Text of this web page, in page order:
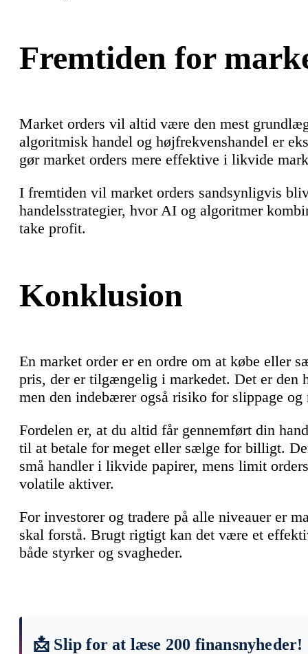
Fremtiden for
Market orders vil altid være den mest
algoritmisk handel og højfrekvenshandel er
gør market orders mere effektive i likvide
I fremtiden vil market orders sandsynligvis
handelsstrategier, hvor AI og algoritmer
take profit.
Konklusion
En market order er en ordre om at købe eller
pris, der er tilgængelig i markedet. Det er den
men den indebærer også risiko for slippage
Fordelen er, at du altid får gennemført din
til at betale for meget eller sælge for billigt.
små handler i likvide papirer, mens limit
volatile aktiver.
For investorer og tradere på alle niveauer er
skal forstå. Brugt rigtigt kan det være et
både styrker og svagheder.
📩 Slip for at læse 200 finansnyheder!